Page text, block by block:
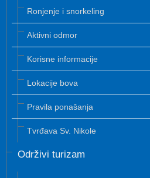
Ronjenje i snorkeling
Aktivni odmor
Korisne informacije
Lokacije bova
Pravila ponašanja
Tvrđava Sv. Nikole
Održivi turizam